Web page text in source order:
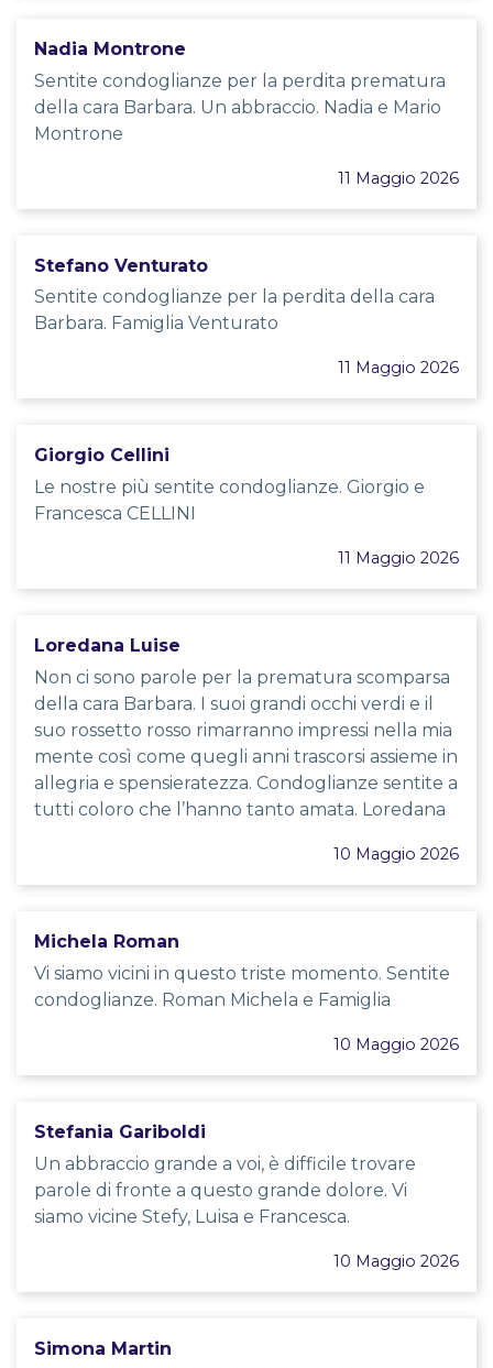
Nadia Montrone
Sentite condoglianze per la perdita prematura
della cara Barbara. Un abbraccio. Nadia e Mario
Montrone
11 Maggio 2026
Stefano Venturato
Sentite condoglianze per la perdita della cara
Barbara. Famiglia Venturato
11 Maggio 2026
Giorgio Cellini
Le nostre più sentite condoglianze. Giorgio e
Francesca CELLINI
11 Maggio 2026
Loredana Luise
Non ci sono parole per la prematura scomparsa
della cara Barbara. I suoi grandi occhi verdi e il
suo rossetto rosso rimarranno impressi nella mia
mente così come quegli anni trascorsi assieme in
allegria e spensieratezza. Condoglianze sentite a
tutti coloro che l’hanno tanto amata. Loredana
10 Maggio 2026
Michela Roman
Vi siamo vicini in questo triste momento. Sentite
condoglianze. Roman Michela e Famiglia
10 Maggio 2026
Stefania Gariboldi
Un abbraccio grande a voi, è difficile trovare
parole di fronte a questo grande dolore. Vi
siamo vicine Stefy, Luisa e Francesca.
10 Maggio 2026
Simona Martin